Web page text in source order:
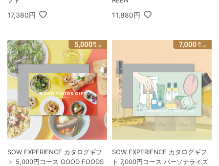
17,380円 11,880円
SOW EXPERIENCE カタログギフ
ト 5,000円コース GOOD FOODS
SOW EXPERIENCE カタログギフ
ト 7,000円コース パーソナライズ